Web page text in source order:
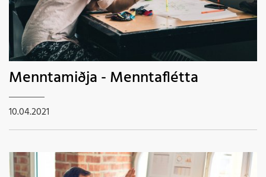
Menntamiðja - Menntaflétta
10.04.2021